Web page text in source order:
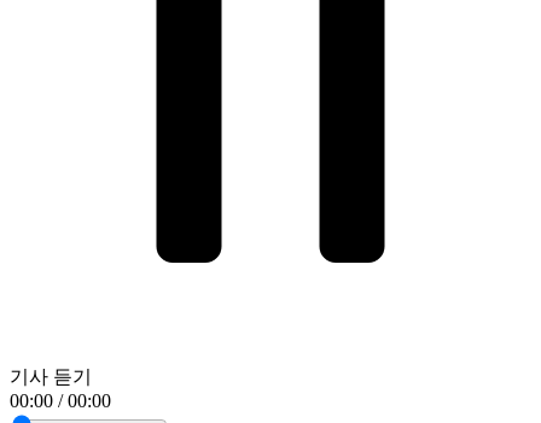
기사 듣기
00:00 / 00:00